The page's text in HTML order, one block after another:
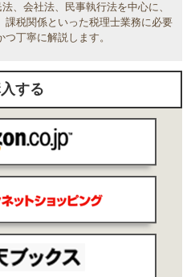
、会社法、民事執行法を中心に、
課税関係といった税理士業務に必要
丁寧に解説します。
する